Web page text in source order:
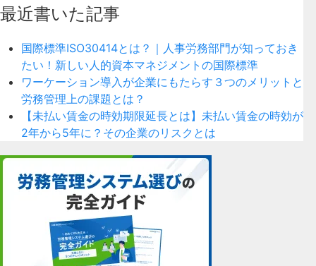
最近書いた記事
国際標準ISO30414とは？｜人事労務部門が知っておき
たい！新しい人的資本マネジメントの国際標準
ワーケーション導入が企業にもたらす３つのメリットと
労務管理上の課題とは？
【未払い賃金の時効期限延長とは】未払い賃金の時効が
2年から5年に？その企業のリスクとは